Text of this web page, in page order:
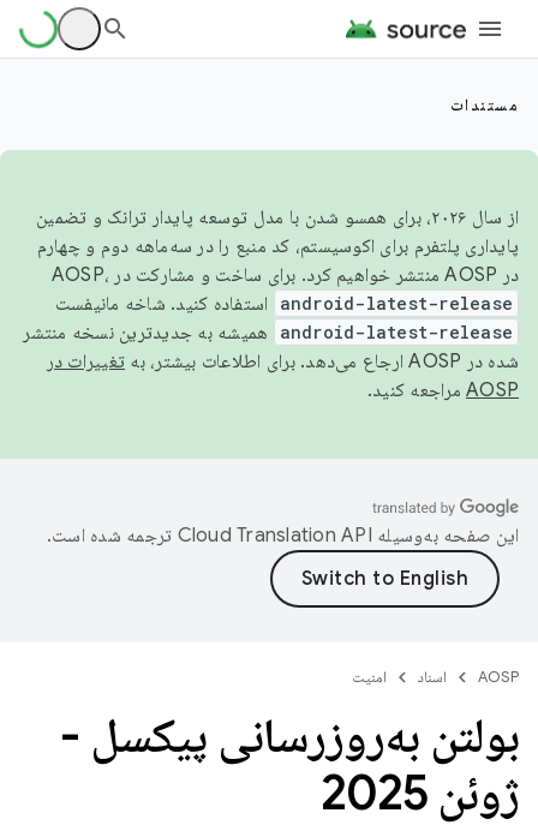
مستندات
از سال ۲۰۲۶، برای همسو شدن با مدل توسعه پایدار ترانک و تضمین
پایداری پلتفرم برای اکوسیستم، کد منبع را در سه‌ماهه دوم و چهارم
در AOSP منتشر خواهیم کرد. برای ساخت و مشارکت در AOSP،
android-latest-release استفاده کنید. شاخه مانیفست
android-latest-release
همیشه به جدیدترین نسخه منتشر
شده در AOSP ارجاع می‌دهد. برای اطلاعات بیشتر، به
تغییرات در
AOSP مراجعه کنید.
این صفحه به‌وسیله ترجمه شده است.
AOSP اسناد امنیت
بولتن به‌روزرسانی پیکسل -
ژوئن 2025